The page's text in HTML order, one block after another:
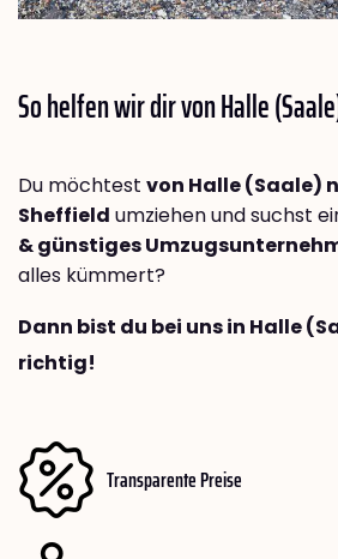
So helfen wir dir von Halle
Du möchtest von Halle (Saale)
Sheffield umziehen und suchst
& günstiges
alles kümmert?
Dann bist du bei uns in Halle
richtig!
Transparente Preise